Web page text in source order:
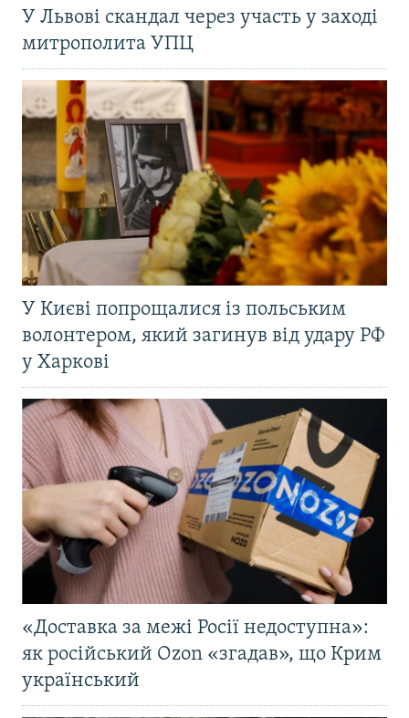
У Львові скандал через участь у заході
митрополита УПЦ
У Києві попрощалися із польським
волонтером, який загинув від удару РФ
у Харкові
«Доставка за межі Росії недоступна»:
як російський Ozon «згадав», що Крим
український